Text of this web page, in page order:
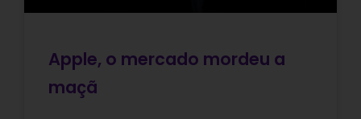
Apple, o mercado mordeu a
maçã